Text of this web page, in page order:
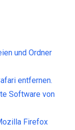
und Ordner
entfernen.
Software von
Firefox